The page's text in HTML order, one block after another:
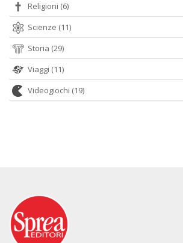
Religioni (6)
Scienze (11)
Storia (29)
Viaggi (11)
Videogiochi (19)